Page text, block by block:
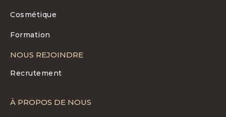
Cosmétique
Formation
NOUS REJOINDRE
Recrutement
À PROPOS DE NOUS